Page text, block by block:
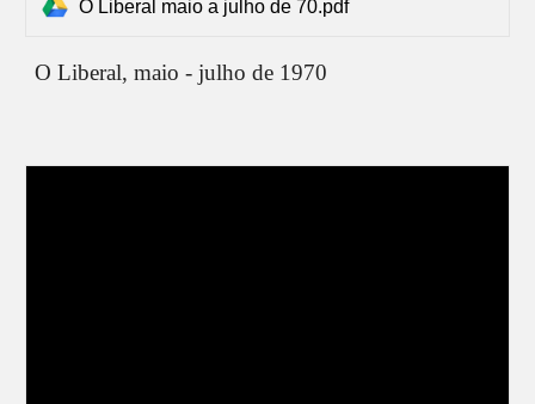
O Liberal maio a julho de 70.pdf
O Liberal,maio - julho de 1970